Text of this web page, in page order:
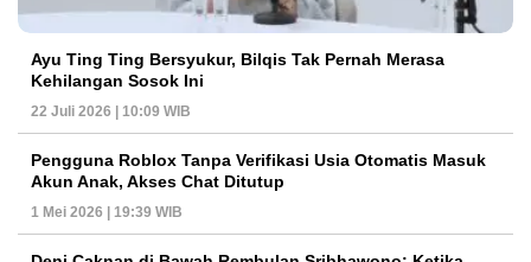
Ayu Ting Ting Bersyukur, Bilqis Tak Pernah Merasa
Kehilangan Sosok Ini
22 Juli 2026 | 10:09 WIB
Pengguna Roblox Tanpa Verifikasi Usia Otomatis Masuk
Akun Anak, Akses Chat Ditutup
1 Mei 2026 | 19:39 WIB